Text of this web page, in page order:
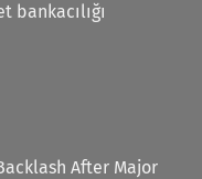
After Major